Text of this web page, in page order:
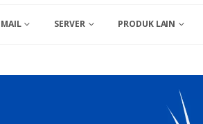
SERVER PRODUK LAIN